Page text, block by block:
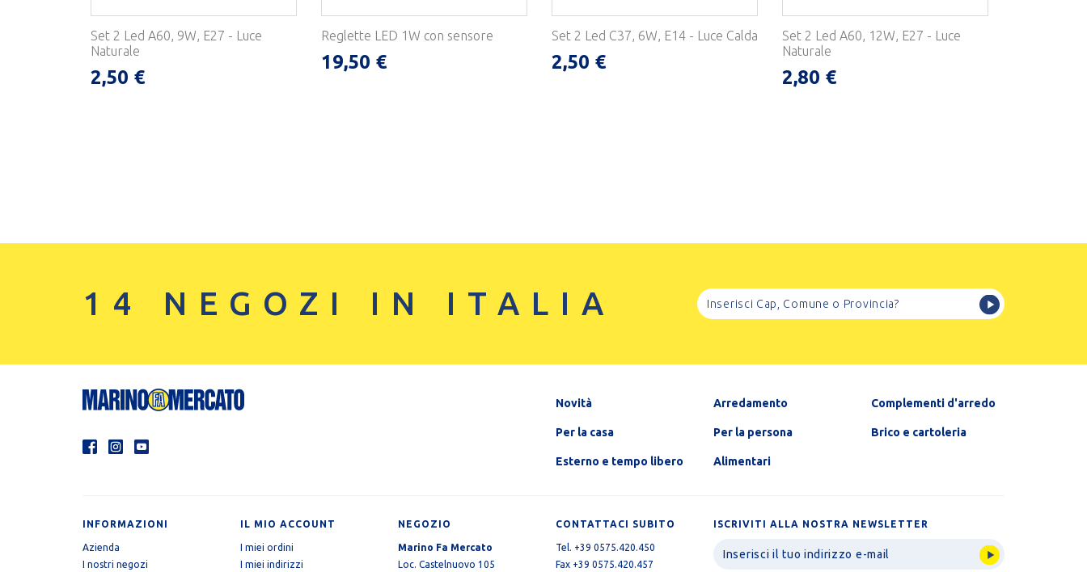
Set 2 Led A60, 9W, E27 - Luce
Naturale
2,50 €
Reglette LED 1W con sensore
19,50 €
Set 2 Led C37, 6W, E14 - Luce Calda
2,50 €
Set 2 Led A60, 12W, E27 - Luce
Naturale
2,80 €
14 NEGOZI IN ITALIA
Novità Arredamento Complementi d'arredo
Per la casa Per la persona Brico e cartoleria
Esterno e tempo libero Alimentari
INFORMAZIONI
Azienda
I nostri negozi
IL MIO ACCOUNT
I miei ordini
I miei indirizzi
NEGOZIO
Marino Fa Mercato
Loc. Castelnuovo 105
CONTATTACI SUBITO
Tel. +39 0575.420.450
Fax +39 0575.420.457
ISCRIVITI ALLA NOSTRA NEWSLETTER